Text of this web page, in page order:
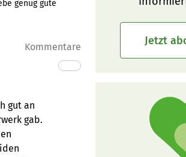
genug gute
Kommentare
gut an
gab.
Jetzt